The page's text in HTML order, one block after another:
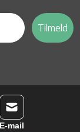
Tilmeld
E-mail